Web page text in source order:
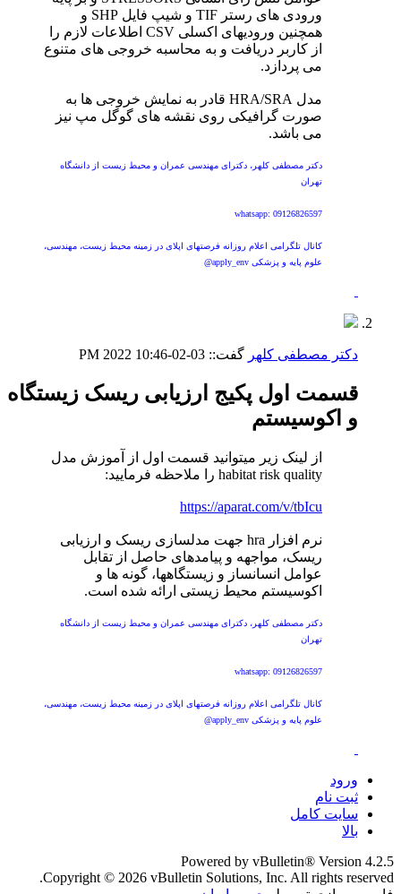
ورودی های رستر TIF و شیپ فایل SHP و
همچنین ورودیهای اکسلی CSV اطلاعات لازم را
از کاربر دریافت و به محاسبه خروجی های متنوع
می پردازد.
مدل HRA/SRA قادر به نمایش خروجی ها به
صورت گرافیکی روی نقشه های گوگل مپ نیز
می باشد.
دکتر مصطفی کلهر، دکترای مهندسی عمران و محیط زیست از دانشگاه
تهران
whatsapp: 09126826597
کانال تلگرامی اعلام روزانه فرصتهای اپلای در زمینه محیط زیست، مهندسی،
علوم پایه و پزشکی apply_env@
دکتر مصطفی کلهر گفت:: 03-02-2022
10:46 PM
قسمت اول پکیج ارزیابی ریسک زیستگاه
و اکوسیستم
از لینک زیر میتوانید قسمت اول از آموزش مدل
habitat risk quality را ملاحظه فرمایید:
https://aparat.com/v/tbIcu
نرم افزار hra جهت مدلسازی ریسک و ارزیابی
ریسک، مواجهه و پیامدهای حاصل از تقابل
عوامل انسانساز و زیستگاهها، گونه ها و
اکوسیستم محیط زیستی ارائه شده است.
دکتر مصطفی کلهر، دکترای مهندسی عمران و محیط زیست از دانشگاه
تهران
whatsapp: 09126826597
کانال تلگرامی اعلام روزانه فرصتهای اپلای در زمینه محیط زیست، مهندسی،
علوم پایه و پزشکی apply_env@
ورود
ثبت نام
سایت کامل
بالا
Powered by vBulletin® Version 4.2.5
Copyright © 2026 vBulletin Solutions, Inc. All rights reserved.